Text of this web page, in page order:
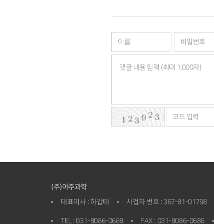
(주)아주과학
대표이사 : 하갑태
사업자 번호 : 367-81-01798
TEL : 031-8086-0688
FAX : 031-8086-0686